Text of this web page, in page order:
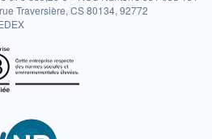
Traversière, CS 80134, 92772